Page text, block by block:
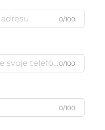
0/100
0/100
0/100